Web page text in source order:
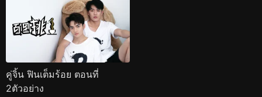
คู่จิ้น ฟินเต็มร้อย ตอนที่
2ตัวอย่าง